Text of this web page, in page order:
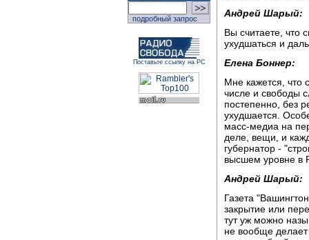
подробный запрос
Поставьте ссылку на РС
Андрей Шарый:
Вы считаете, что
ухудшаться и
Елена Боннер:
Мне кажется, что
числе и свободы
постепенно, без
ухудшается.
масс-медиа на
деле, вещи, и
губернатор -
высшем уровне в
Андрей Шарый:
Газета
закрытие или
тут уж можно
не вообще